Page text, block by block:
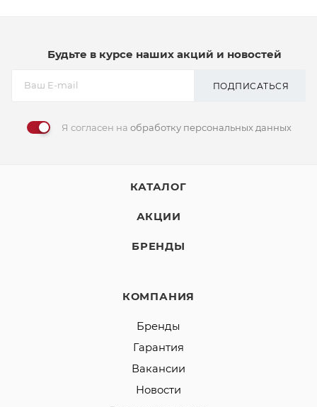
Будьте в курсе наших акций и новостей
ПОДПИСАТЬСЯ
Я согласен на обработку персональных данных
КАТАЛОГ
АКЦИИ
БРЕНДЫ
КОМПАНИЯ
Бренды
Гарантия
Вакансии
Новости